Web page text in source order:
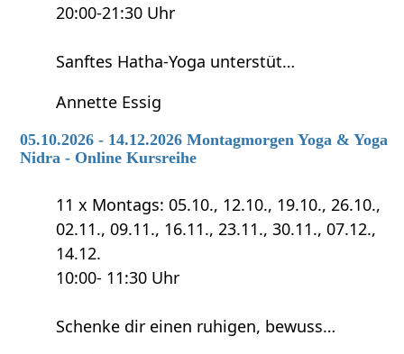
20:00-21:30 Uhr
Sanftes Hatha-Yoga unterstüt…
Annette Essig
05.10.2026 - 14.12.2026 Montagmorgen Yoga & Yoga
Nidra - Online Kursreihe
11 x Montags: 05.10., 12.10., 19.10., 26.10.,
02.11., 09.11., 16.11., 23.11., 30.11., 07.12.,
14.12.
10:00- 11:30 Uhr
Schenke dir einen ruhigen, bewuss…